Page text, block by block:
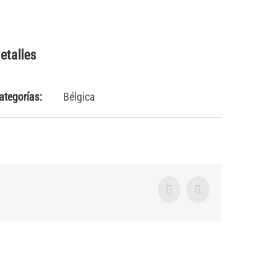
Bélgica
Facebook